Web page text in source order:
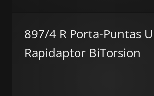
897/4 R Porta-Puntas
Rapidaptor BiTorsion